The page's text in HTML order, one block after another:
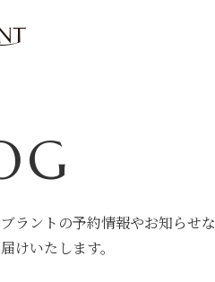
ラントの予約情報やお知らせ
けいたします。